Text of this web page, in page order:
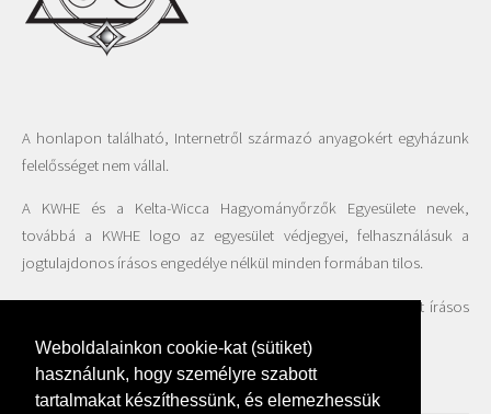
Weboldalainkon cookie-kat (sütiket)
használunk, hogy személyre szabott
tartalmakat készíthessünk, és elemezhessük
A honlapon található, Internetről származó anyagokért egyházunk
felelősséget nem vállal.
A KWHE és a Kelta-Wicca Hagyományőrzők Egyesülete nevek,
továbbá a KWHE logo az egyesület védjegyei, felhasználásuk a
jogtulajdonos írásos engedélye nélkül minden formában tilos.
A honlapon található fotók felhasználása csak az Egyesület írásos